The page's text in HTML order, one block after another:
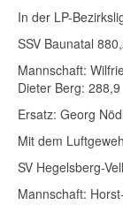
In der LP-
SSV Baunatal
Mannschaft:
Dieter Berg: 288,9
Ersatz: Georg
Mit dem
SV Hegelsberg-
Mannschaft: